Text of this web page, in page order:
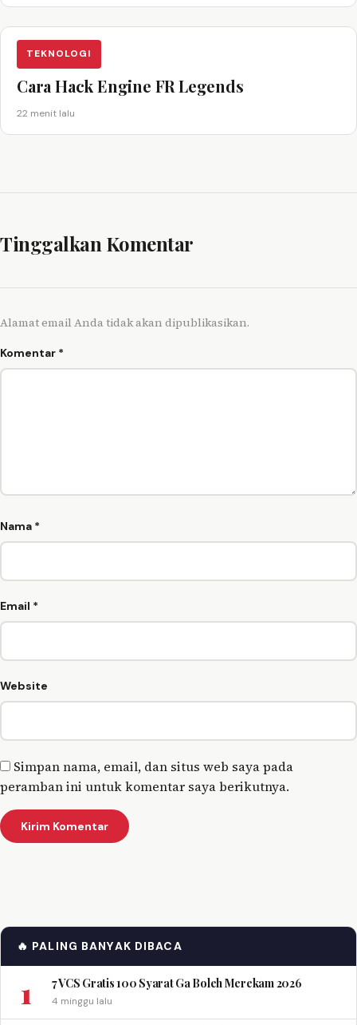
TEKNOLOGI
Cara Hack Engine FR Legends
22 menit lalu
Tinggalkan Komentar
Alamat email Anda tidak akan dipublikasikan.
Komentar *
Nama *
Email *
Website
Simpan nama, email, dan situs web saya pada
peramban ini untuk komentar saya berikutnya.
🔥 PALING BANYAK DIBACA
1 7 VCS Gratis 100 Syarat Ga Boleh Merekam 2026
4 minggu lalu